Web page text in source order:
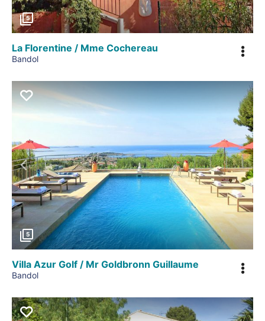
5
La Florentine / Mme Cochereau
Bandol
Précédent
5
Villa Azur Golf / Mr Goldbronn Guillaume
Bandol